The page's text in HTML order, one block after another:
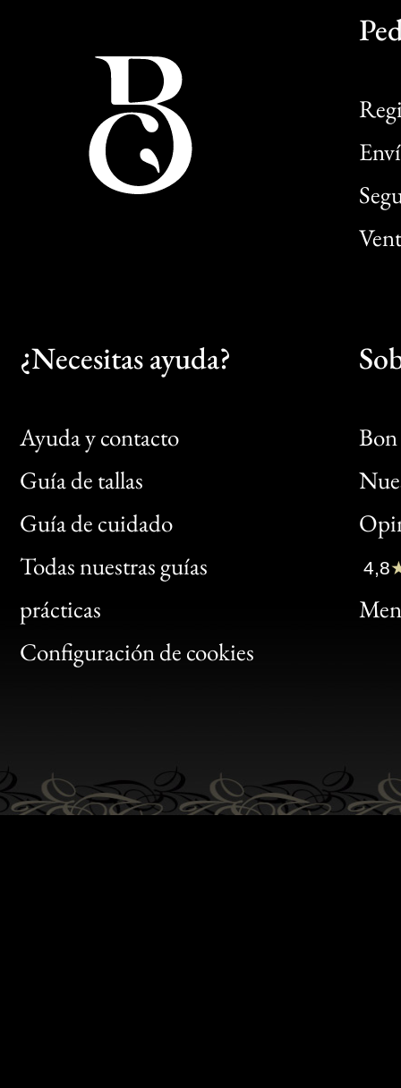
¿Necesitas ayuda?
Ayuda y contacto
Guía de tallas
Guía de cuidado
Todas nuestras guías
prácticas
Configuración de cookies
Bon
Clic
Bon
4,8